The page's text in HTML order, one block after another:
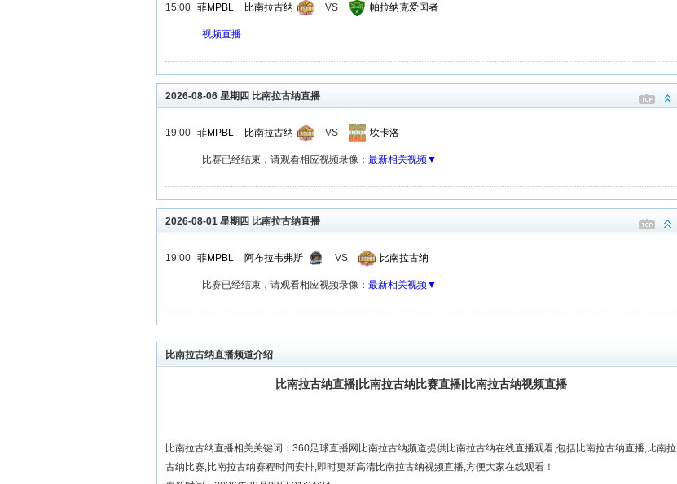
15:00 菲MPBL 比南拉古纳 VS 帕拉纳克爱国者
视频直播
2026-08-06 星期四 比南拉古纳直播
19:00 菲MPBL 比南拉古纳 VS 坎卡洛
比赛已经结束，请观看相应视频录像： 最新相关视频▼
2026-08-01 星期四 比南拉古纳直播
19:00 菲MPBL 阿布拉韦弗斯 VS 比南拉古纳
比赛已经结束，请观看相应视频录像： 最新相关视频▼
比南拉古纳直播频道介绍
比南拉古纳直播|比南拉古纳比赛直播|比南拉古纳视频直播
比南拉古纳直播相关关键词：360足球直播网比南拉古纳频道提供比南拉古纳在线直播观看,包括比南拉古纳直播,比南拉
古纳比赛,比南拉古纳赛程时间安排,即时更新高清比南拉古纳视频直播,方便大家在线观看！